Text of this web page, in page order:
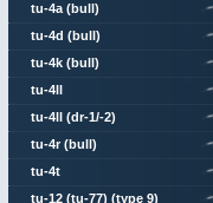
tu-4a (bull)
tu-4d (bull)
tu-4k (bull)
tu-4ll
tu-4ll (dr-1/-2)
tu-4r (bull)
tu-4t
tu-12 (tu-77) (type 9)